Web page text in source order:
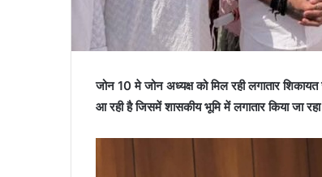
जोन 10 मे जोन अध्यक्ष को मिल रही लगातार शिकायत
आ रही है जिसमें शासकीय भूमि में लगातार किया जा